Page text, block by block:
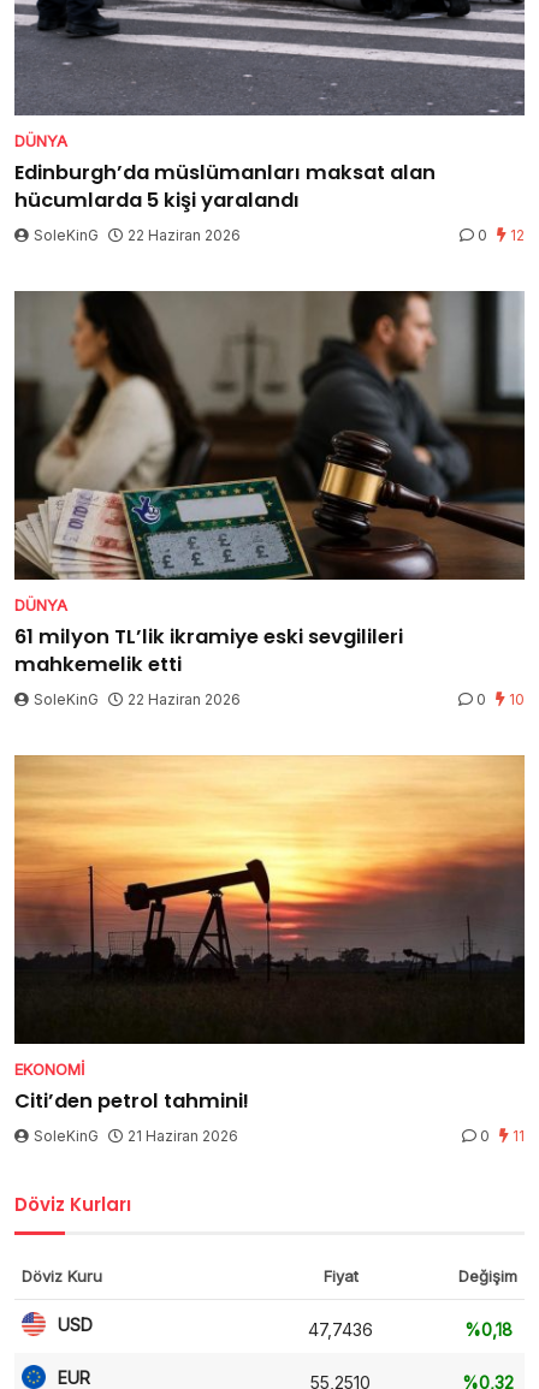
DÜNYA
Edinburgh’da müslümanları maksat alan
hücumlarda 5 kişi yaralandı
SoleKinG 22 Haziran 2026 0 12
DÜNYA
61 milyon TL’lik ikramiye eski sevgilileri
mahkemelik etti
SoleKinG 22 Haziran 2026 0 10
EKONOMI
Citi’den petrol tahmini!
SoleKinG 21 Haziran 2026 0 11
Döviz Kurları
Döviz Kuru Fiyat Değişim
USD 47,7436 %0,18
EUR 55,2510 %0,32